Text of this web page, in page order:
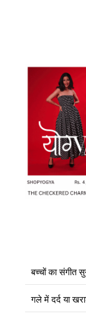
बच्चों का संगीत
गले में दर्द या